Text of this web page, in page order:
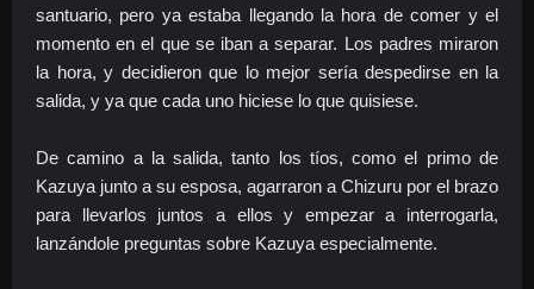
santuario, pero ya estaba llegando la hora de comer y el
momento en el que se iban a separar. Los padres miraron
la hora, y decidieron que lo mejor sería despedirse en la
salida, y ya que cada uno hiciese lo que quisiese.
De camino a la salida, tanto los tíos, como el primo de
Kazuya junto a su esposa, agarraron a Chizuru por el brazo
para llevarlos juntos a ellos y empezar a interrogarla,
lanzándole preguntas sobre Kazuya especialmente.